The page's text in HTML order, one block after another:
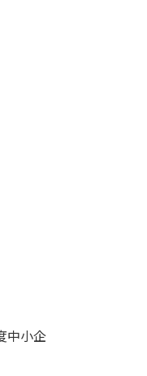
中小企